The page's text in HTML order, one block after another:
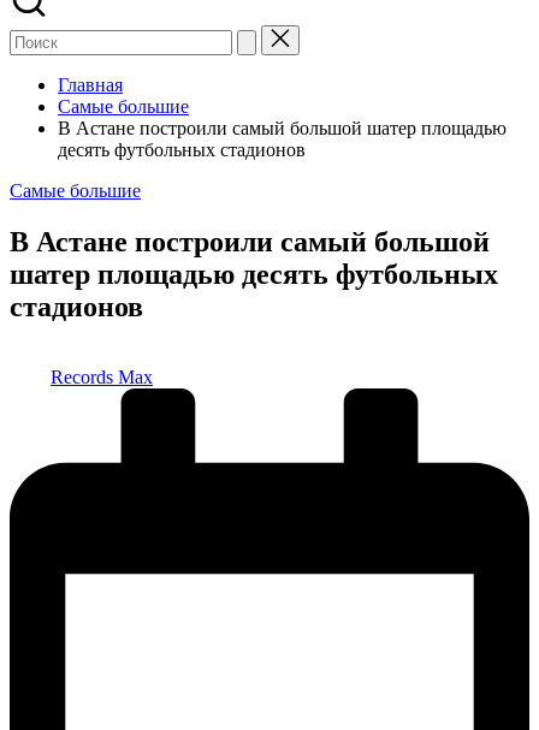
Главная
Самые большие
В Астане построили самый большой шатер площадью
десять футбольных стадионов
Опубликовано
Самые большие
В Астане построили самый большой
шатер площадью десять футбольных
стадионов
Records Max